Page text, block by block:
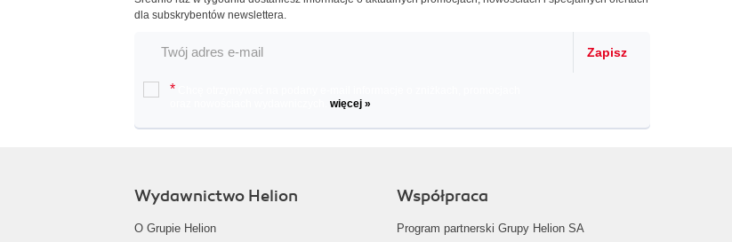
dla subskrybentów newslettera.
Zapisz
*
więcej »
Wydawnictwo Helion
O Grupie Helion
Współpraca
Program partnerski Grupy Helion SA